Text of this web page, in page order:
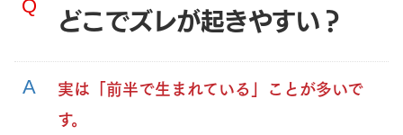
どこでズレが起きやすい？
実は「前半で生まれている」ことが多いで
す。